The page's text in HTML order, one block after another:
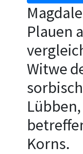
Plauen
Witwe
Korns.